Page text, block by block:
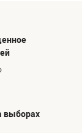
выборах